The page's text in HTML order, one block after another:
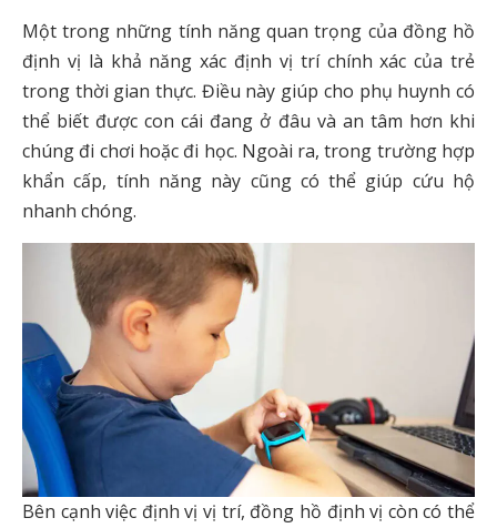
Một trong những tính năng quan trọng của đồng hồ
định vị là khả năng xác định vị trí chính xác của trẻ
trong thời gian thực. Điều này giúp cho phụ huynh có
thể biết được con cái đang ở đâu và an tâm hơn khi
chúng đi chơi hoặc đi học. Ngoài ra, trong trường hợp
khẩn cấp, tính năng này cũng có thể giúp cứu hộ
nhanh chóng.
Bên cạnh việc định vị vị trí, đồng hồ định vị còn có thể